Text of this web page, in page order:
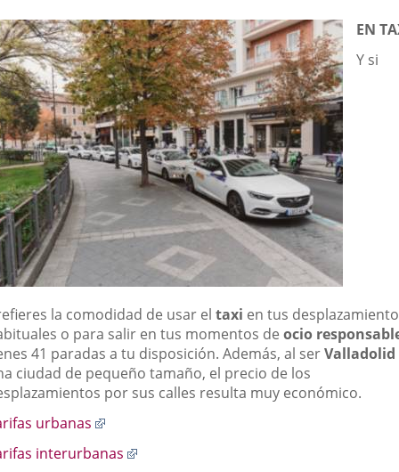
EN
Y si
la comodidad de usar el taxi en tus
o para salir en tus momentos de ocio
41 paradas a tu disposición. Además, al serValladolid
ciudad de pequeño tamaño, el precio de los
por sus calles resulta muy económico.
urbanas
una
interurbanas